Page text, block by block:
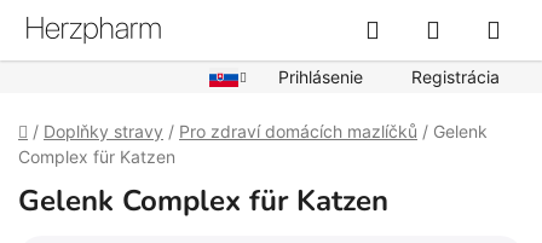
Prejsť
obsah
Prihlásenie Registrácia
Hľadať
KOŠÍK
Domov
/ Doplňky stravy / Pro zdraví domácích mazlíčků / Gelenk
Complex für Katzen
Gelenk Complex für Katzen